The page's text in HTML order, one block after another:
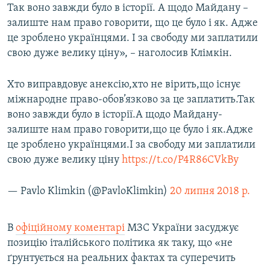
Так воно завжди було в історії. А щодо Майдану –
залиште нам право говорити, що це було і як. Адже
це зроблено українцями. І за свободу ми заплатили
свою дуже велику ціну», – наголосив Клімкін.
Хто виправдовує анексію,хто не вірить,що існує
міжнародне право-обов’язково за це заплатить.Так
воно завжди було в історії.А щодо Майдану-
залиште нам право говорити,що це було і як.Адже
це зроблено українцями.І за свободу ми заплатили
свою дуже велику ціну https://t.co/P4R86CVkBy
— Pavlo Klimkin (@PavloKlimkin) 20 липня 2018 р.
В офіційному коментарі МЗС України засуджує
позицію італійського політика як таку, що «не
ґрунтується на реальних фактах та суперечить